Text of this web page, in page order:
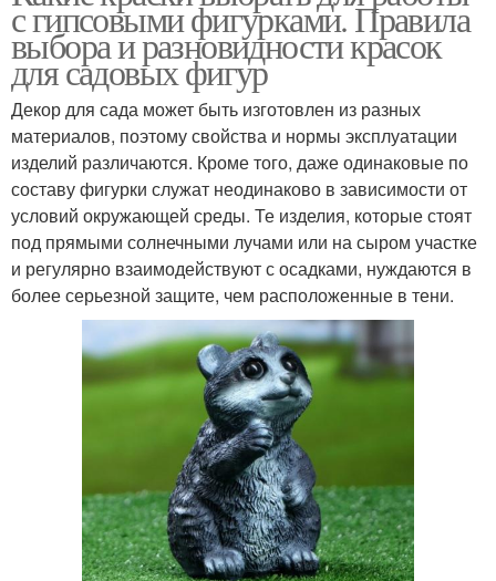
с гипсовыми фигурками. Правила
выбора и разновидности красок
для садовых фигур
Декор для сада может быть изготовлен из разных
материалов, поэтому свойства и нормы эксплуатации
изделий различаются. Кроме того, даже одинаковые по
составу фигурки служат неодинаково в зависимости от
условий окружающей среды. Те изделия, которые стоят
под прямыми солнечными лучами или на сыром участке
и регулярно взаимодействуют с осадками, нуждаются в
более серьезной защите, чем расположенные в тени.